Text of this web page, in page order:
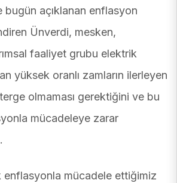
bugün açıklanan enflasyon
Ünverdi, mesken,
faaliyet grubu elektrik
yüksek oranlı zamların ilerleyen
olmaması gerektiğini ve bu
mücadeleye zarar
enflasyonla mücadele ettiğimiz